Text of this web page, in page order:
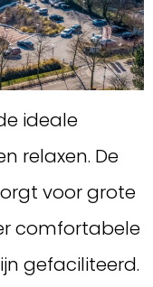
ideale
relaxen. De
voor grote
comfortabele
gefaciliteerd.